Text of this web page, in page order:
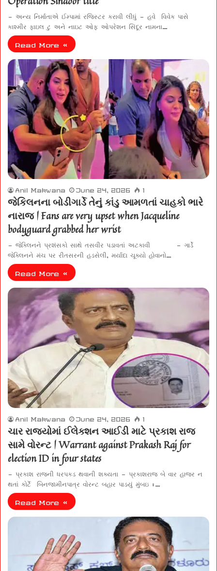
– અન્ય નિર્માતાએ ઈમ્પામાં રજિસ્ટર કરાવી લીધું – હવે વિવેક પાસે
કાશ્મીર ફાઇલ ટુ અને નાઇટ ઓફ ઓપરેશન સિંદૂર નામના…
Read More »
Anil Makwana June 24, 2026 1
જેકિલનના બોડીગાર્ડે તેનું કાંડુ આમળતાં ચાહકો ભારે
નારાજ | Fans are very upset when Jacqueline
bodyguard grabbed her wrist
– જેક્લિનને પ્રશંસકો સાથે તસવીર પડાવતાં અટકાવી – ગાર્ડે
જેક્લિનને મંચ પર રીતસરની હડસેલી, મર્યાદા ચૂક્યો હોવાનો…
Read More »
Anil Makwana June 24, 2026 1
ચાર રાજ્યોમાં ઈલેક્શન આઈડી માટે પ્રકાશ રાજ
સામે વોરન્ટ | Warrant against Prakash Raj for
election ID in four states
– પ્રકાશ રાજની ધરપકડ થવાની શક્યતા – પ્રકાશરાજ બે વાર હાજર ન
થતાં કોર્ટે બિનજામીનપાત્ર વોરન્ટ બહાર પાડયું મુંબઇ :…
Read More »